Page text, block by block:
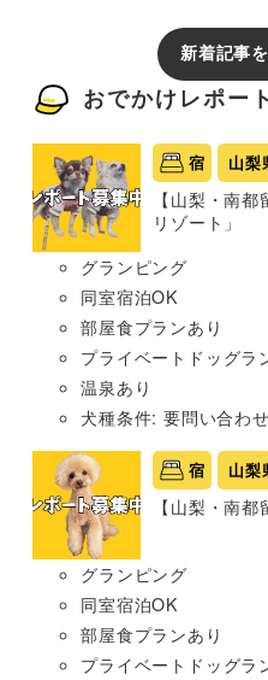
新着記事
おでかけレポート
宿 山梨
【山梨・南
リゾート」
グランピング
同室宿泊OK
部屋食プランあり
プライベートドッグラ
温泉あり
犬種条件: 要問い合わせ
宿 山梨
【山梨・南
グランピング
同室宿泊OK
部屋食プランあり
プライベートドッグラ